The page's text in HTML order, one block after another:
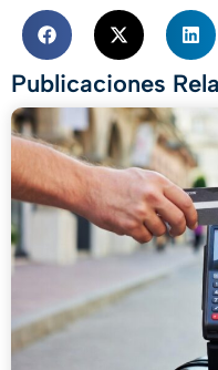
Publicaciones